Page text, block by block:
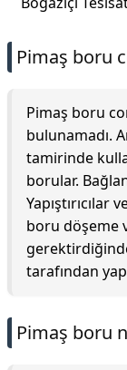
Pimaş boru
Pimaş boru
bulunamadı.
tamirinde
borular.
Yapıştırıcılar
boru döşeme
tarafından
Pimaş boru